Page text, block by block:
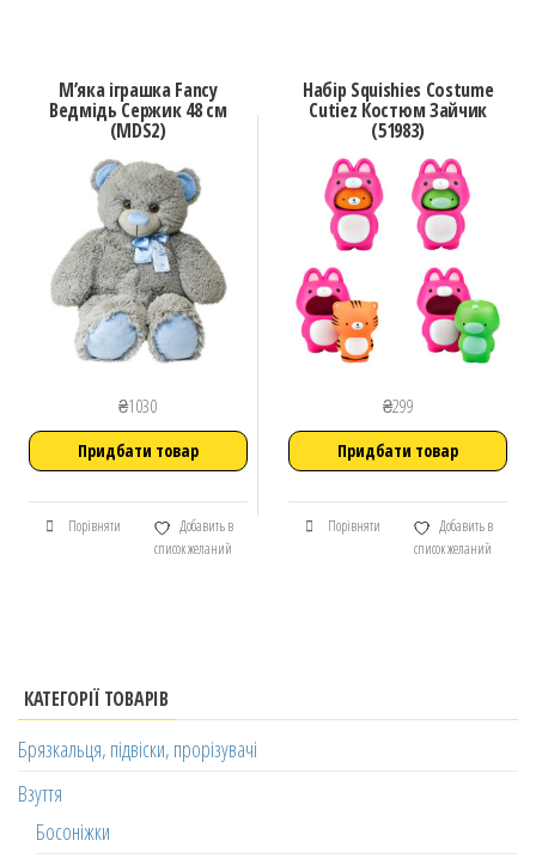
М’яка іграшка Fancy
Ведмідь Сержик 48 см
(MDS2)
₴1030
Придбати товар
Порівняти
Добавить в
список желаний
Набір Squishies Costume
Cutiez Костюм Зайчик
(51983)
₴299
Придбати товар
Порівняти
Добавить в
список желаний
КАТЕГОРІЇ ТОВАРІВ
Брязкальця, підвіски, прорізувачі
Взуття
Босоніжки